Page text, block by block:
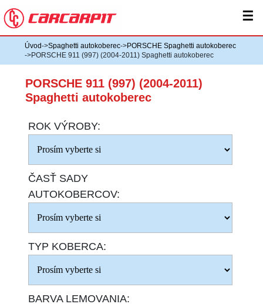
☰
Úvod->Spaghetti autokoberec->PORSCHE Spaghetti autokoberec
->PORSCHE 911 (997) (2004-2011) Spaghetti autokoberec
PORSCHE 911 (997) (2004-2011)
Spaghetti autokoberec
ROK VÝROBY:
ČASŤ SADY
AUTOKOBERCOV:
TYP KOBERCA:
BARVA LEMOVANIA: